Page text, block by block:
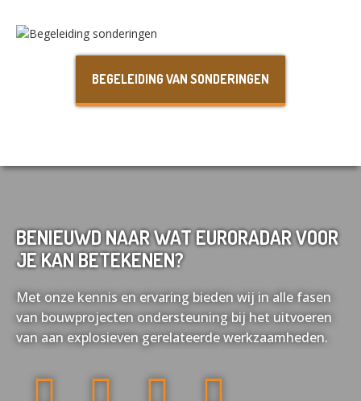
BEGELEIDING VAN SONDERINGEN
BENIEUWD NAAR WAT EURORADAR VOOR
JE KAN BETEKENEN?
Met onze kennis en ervaring bieden wij in alle fasen
van bouwprojecten ondersteuning bij het uitvoeren
van aan explosieven gerelateerde werkzaamheden.
Nederlands